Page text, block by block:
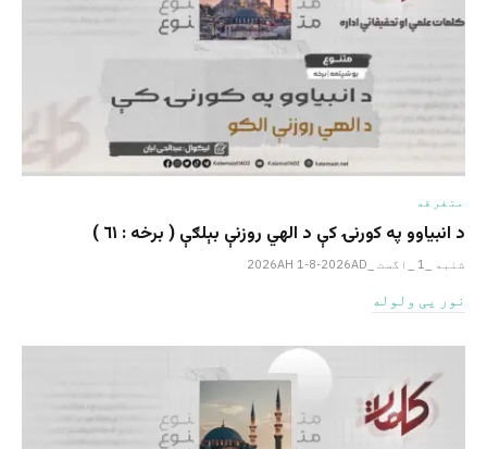
متفرقه
د انبیاوو په کورنۍ کې د الهي روزنې بېلګې ( برخه : ٦١ )
شنبه _1 _اگست _2026AH 1-8-2026AD
نور یی ولوله